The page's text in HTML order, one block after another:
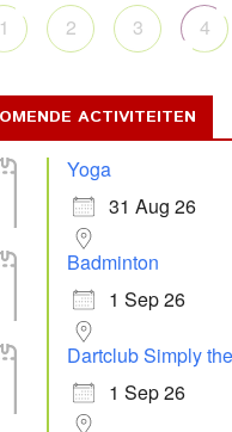
1 2 3 4
ACTIVITEITEN
Yoga
31 Aug 26
Badminton
1 Sep 26
Dartclub Simply
1 Sep 26